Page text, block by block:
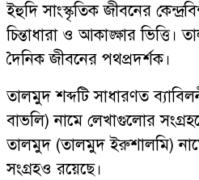
ইহুদি সাংস্কৃতিক জীবনের
চিন্তাধারা ও আকাঙ্ক্ষার
দৈনিক জীবনের পথপ্রদর্শক।
তালমুদ শব্দটি সাধারণত
বাভলি) নামে লেখাগুলোর
তালমুদ (তালমুদ ইরুশালমি)
সংগ্রহও রয়েছে।